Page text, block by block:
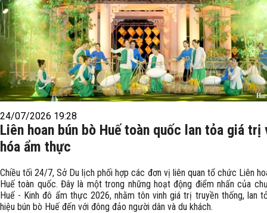
24/07/2026 19:28
Liên hoan bún bò Huế toàn quốc lan tỏa giá trị
hóa ẩm thực
Chiều tối 24/7, Sở Du lịch phối hợp các đơn vị liên quan tổ chức Liên
Huế toàn quốc. Đây là một trong những hoạt động điểm nhấn của
Huế - Kinh đô ẩm thực 2026, nhằm tôn vinh giá trị truyền thống, lan
hiệu bún bò Huế đến với đông đảo người dân và du khách.